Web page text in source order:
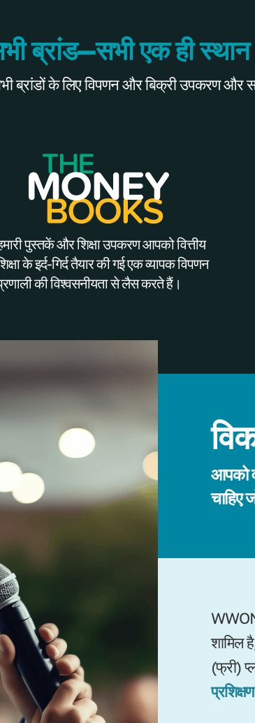
ब्रांड—सभी एक ही स्थान
ब्रांडों के लिए विपणन और बिक्री उपकरण और
पुस्तकें और शिक्षा उपकरण आपको वित्तीय
के इर्द-गिर्द तैयार की गई एक व्यापक विपणन
की विश्वसनीयता से लैस करते हैं।
आपको
चाहिए
शामिल
(फ्री)